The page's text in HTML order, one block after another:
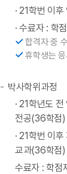
· 21학번 이
·수료자 : 학
합격자 중
휴학생는 응
박사학위과정
· 21학년도
전공(36학점
· 21학번 이
교과(36학점
수료자 : 학점